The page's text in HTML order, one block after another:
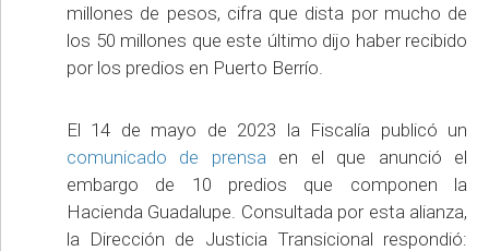
millones de pesos, cifra que dista por mucho de
los 50 millones que este último dijo haber recibido
por los predios en Puerto Berrío.
El 14 de mayo de 2023 la Fiscalía publicó un
comunicado de prensaen el que anunció el
embargo de 10 predios que componen la
Hacienda Guadalupe. Consultada por esta alianza,
la Dirección de Justicia Transicional respondió: